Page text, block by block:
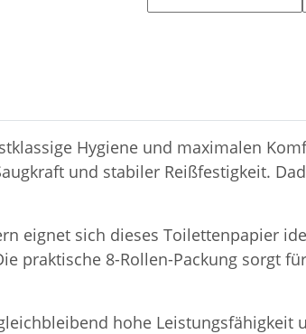
Hygiene und maximalen
und stabiler Reißfestigkeit.
eignet sich dieses Toilettenpapier
praktische 8-Rollen-Packung sorgt
hohe